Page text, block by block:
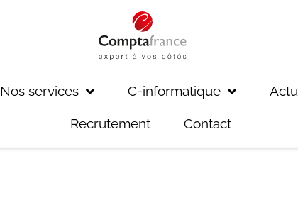
Nos services C-informatique
Recrutement Contact